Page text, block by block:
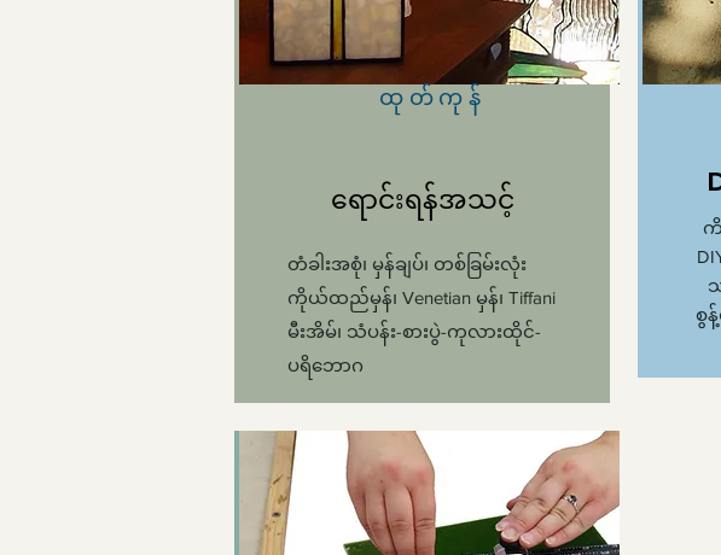
ထုတ်ကုန်
ရောင်းရန်အသင့်
တံခါးအစုံ၊ မှန်ချပ်၊ တစ်ခြမ်းလုံး
ကိုယ်ထည်မှန်၊ Venetian မှန်၊ Tiffani
မီးအိမ်၊ သံပန်း-စားပွဲ-ကုလားထိုင်-
ပရိဘောဂ
ကိ
စွ